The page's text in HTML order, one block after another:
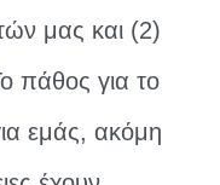
μας και (2)
πάθος για το
εμάς, ακόμη